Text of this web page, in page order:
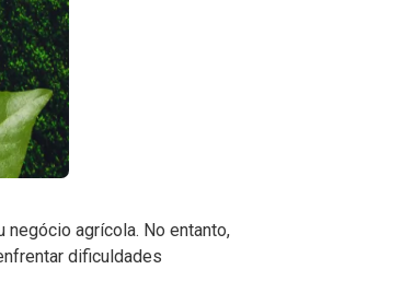
agrícola. No entanto,
dificuldades